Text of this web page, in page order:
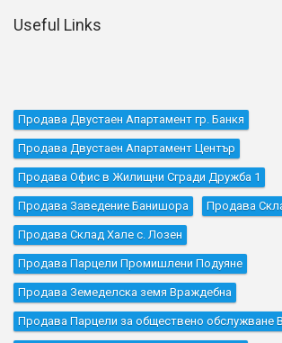
Useful Links
Продава Двустаен Апартамент гр. Банкя
Продава Двустаен Апартамент Център
Продава Офис в Жилищни Сгради Дружба 1
Продава Заведение Банишора Продава
Продава Склад Хале с. Лозен
Продава Парцели Промишлени Подуяне
Продава Земеделска земя Враждебна
Продава Парцели за обществено обслужване